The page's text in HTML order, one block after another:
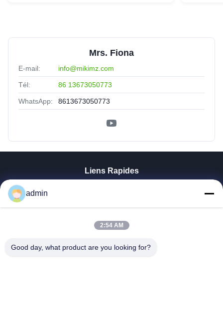
Mrs. Fiona
E-mail: info@mikimz.com
Tél: 86 13673050773
WhatsApp: 8613673050773
Liens Rapides
A Propos De Nous
Contrôle De La Qualité
admin
2:54 AM
Good day, what product are you looking for?